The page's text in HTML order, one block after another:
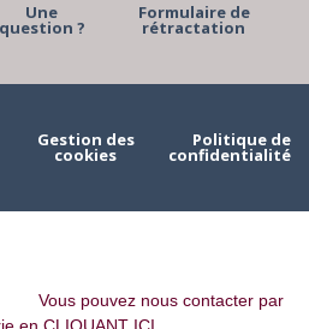
Une
question ?
Formulaire de
rétractation
Gestion des
cookies
Politique de
confidentialité
Vous pouvez nous contacter par